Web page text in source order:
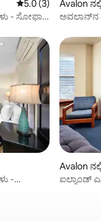
5 ರಲ್ಲಿ 5.0 ಸರಾಸರಿ
5.0 (3)
- ಸೋಫಾ
Avalon
ಅವಲಾನ್‌ನ
-
Avalon
ಐಲ್ಯಾಂಡ್